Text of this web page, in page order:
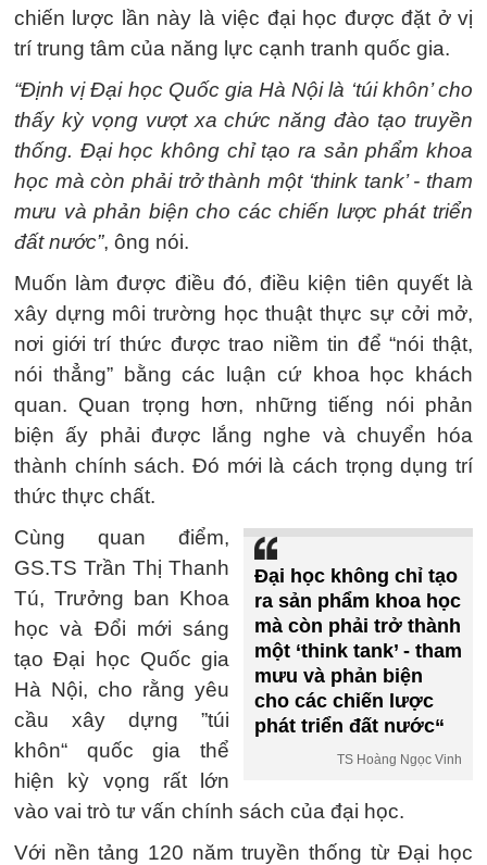
chiến lược lần này là việc đại học được đặt ở vị
trí trung tâm của năng lực cạnh tranh quốc gia.
“Định vị Đại học Quốc gia Hà Nội là ‘túi khôn’ cho
thấy kỳ vọng vượt xa chức năng đào tạo truyền
thống. Đại học không chỉ tạo ra sản phẩm khoa
học mà còn phải trở thành một ‘think tank’ - tham
mưu và phản biện cho các chiến lược phát triển
đất nước”, ông nói.
Muốn làm được điều đó, điều kiện tiên quyết là
xây dựng môi trường học thuật thực sự cởi mở,
nơi giới trí thức được trao niềm tin để “nói thật,
nói thẳng” bằng các luận cứ khoa học khách
quan. Quan trọng hơn, những tiếng nói phản
biện ấy phải được lắng nghe và chuyển hóa
thành chính sách. Đó mới là cách trọng dụng trí
thức thực chất.
Đại học không chỉ tạo
ra sản phẩm khoa học
mà còn phải trở thành
một ‘think tank’ - tham
mưu và phản biện
cho các chiến lược
phát triển đất nước“
TS Hoàng Ngọc Vinh
Cùng quan điểm,
GS.TS Trần Thị Thanh
Tú, Trưởng ban Khoa
học và Đổi mới sáng
tạo Đại học Quốc gia
Hà Nội, cho rằng yêu
cầu xây dựng ”túi
khôn“ quốc gia thể
hiện kỳ vọng rất lớn
vào vai trò tư vấn chính sách của đại học.
Với nền tảng 120 năm truyền thống từ Đại học